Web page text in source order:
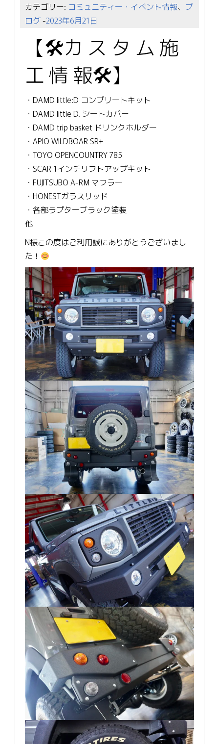
カテゴリー: コミュニティー・イベント情報、 ブ
ログ-2023年6月21日
【🛠カ ス タ ム 施
工 情 報🛠】
・DAMD little:D コンプリートキット
・DAMD little D. シートカバー
・DAMD trip basket ドリンクホルダー
・APIO WILDBOAR SR+
・TOYO OPENCOUNTRY 785
・SCAR 1インチリフトアップキット
・FUJITSUBO A-RM マフラー
・HONESTガラスリッド
・各部ラプターブラック塗装
他
N様この度はご利用誠にありがとうございまし
た！